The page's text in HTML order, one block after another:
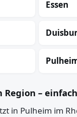
Essen
Region –
in Pulheim im